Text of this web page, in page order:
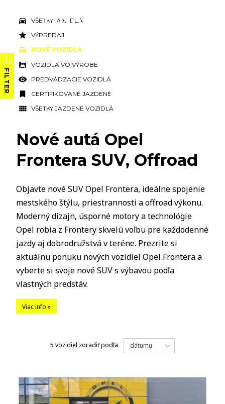
FILTER
VŠETKY VOZIDLÁ
VÝPREDAJ
NOVÉ VOZIDLÁ
VOZIDLÁ VO VÝROBE
PREDVÁDZACIE VOZIDLÁ
CERTIFIKOVANÉ JAZDENÉ
VŠETKY JAZDENÉ VOZIDLÁ
Nové autá Opel
Frontera SUV, Offroad
Objavte nové SUV Opel Frontera, ideálne spojenie
mestského štýlu, priestrannosti a offroad výkonu.
Moderný dizajn, úsporné motory a technológie
Opel robia z Frontery skvelú voľbu pre každodenné
jazdy aj dobrodružstvá v teréne. Prezrite si
aktuálnu ponuku nových vozidiel Opel Frontera a
vyberte si svoje nové SUV s výbavou podľa
vlastných predstáv.
Viac info »
5 vozidiel zoradiť podľa dátumu